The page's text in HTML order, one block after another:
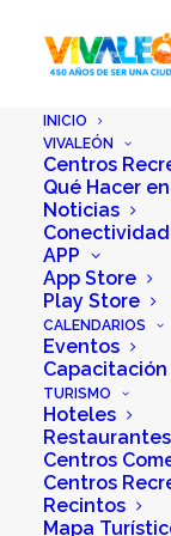
INICIO
VIVALEÓN
Centros
Qué Hacer
Noticias
Conectividad
APP
App Store
Play Store
CALENDARIOS
Eventos
TURISMO
Hoteles
Restaurantes
Centros
Centros
Recintos
Mapa
León
Minutos